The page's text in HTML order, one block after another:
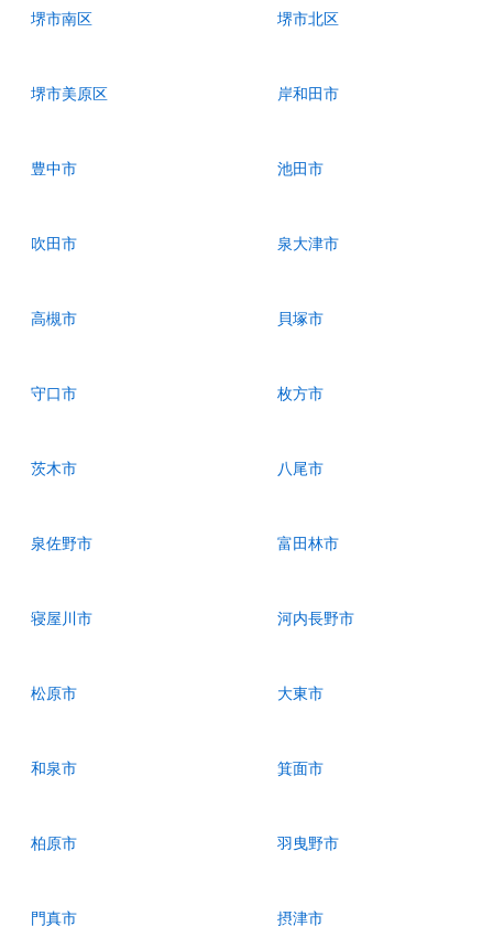
堺市南区 堺市北区
堺市美原区 岸和田市
豊中市 池田市
吹田市 泉大津市
高槻市 貝塚市
守口市 枚方市
茨木市 八尾市
泉佐野市 富田林市
寝屋川市 河内長野市
松原市 大東市
和泉市 箕面市
柏原市 羽曳野市
門真市 摂津市